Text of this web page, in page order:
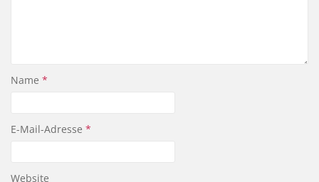
Name *
E-Mail-Adresse *
Website